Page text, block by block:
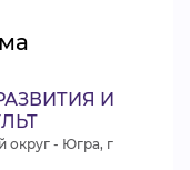
И
округ - Югра, г